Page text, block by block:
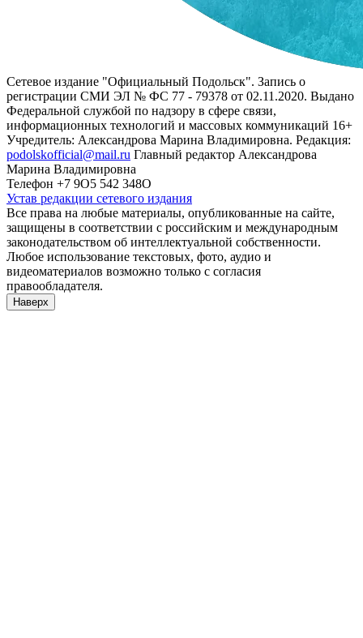
Сетевое издание "Официальный Подольск". Запись о
регистрации СМИ ЭЛ № ФС 77 - 79378 от 02.11.2020. Выдано
Федеральной службой по надзору в сфере связи,
информационных технологий и массовых коммуникаций 16+
Учредитель: Александрова Марина Владимировна. Редакция:
podolskofficial@mail.ru Главный редактор Александрова
Марина Владимировна
Телефон +7 9О5 542 348О
Устав редакции сетевого издания
Все права на любые материалы, опубликованные на сайте,
защищены в соответствии с российским и международным
законодательством об интеллектуальной собственности.
Любое использование текстовых, фото, аудио и
видеоматериалов возможно только с согласия
правообладателя.
Наверх